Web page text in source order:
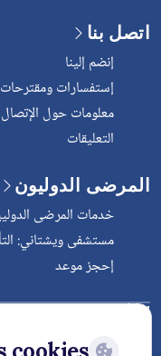
اتصل بنا
إنضم إلينا
إستفسارات ومقترحات
معلومات حول الإتصال
التعليقات
المرضى الدوليون
خدمات المرضى
مستشفى ويشتاني:
إحجز موعد
International
Hospital